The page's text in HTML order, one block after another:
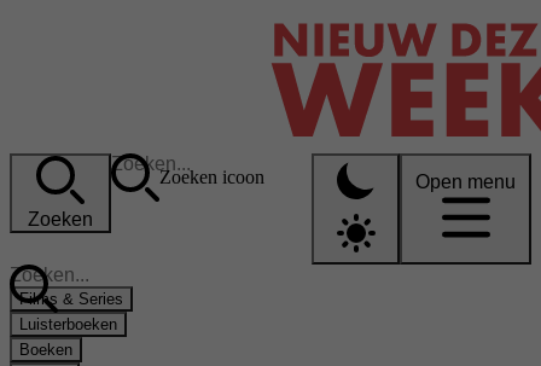
Zoeken
Zoeken icoon Open menu
Films & Series
Luisterboeken
Boeken